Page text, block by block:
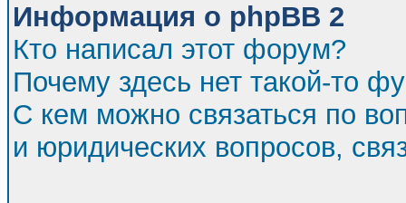
Информация о phpBB 2
Кто написал этот форум?
Почему здесь нет такой-то
С кем можно связаться по
и юридических вопросов,